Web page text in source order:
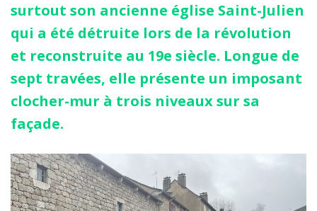
surtout son ancienne église Saint-Julien
qui a été détruite lors de la révolution
et reconstruite au 19e siècle. Longue de
sept travées, elle présente un imposant
clocher-mur à trois niveaux sur sa
façade.